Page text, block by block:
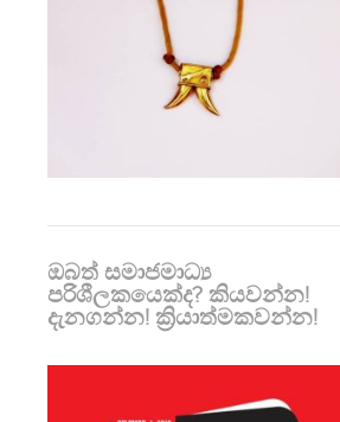
ඔබත් සමාජමාධ්‍ය
පරිශීලකයෙක්ද? කියවන්න!
දැනගන්න! ක්‍රියාත්මකවන්න!